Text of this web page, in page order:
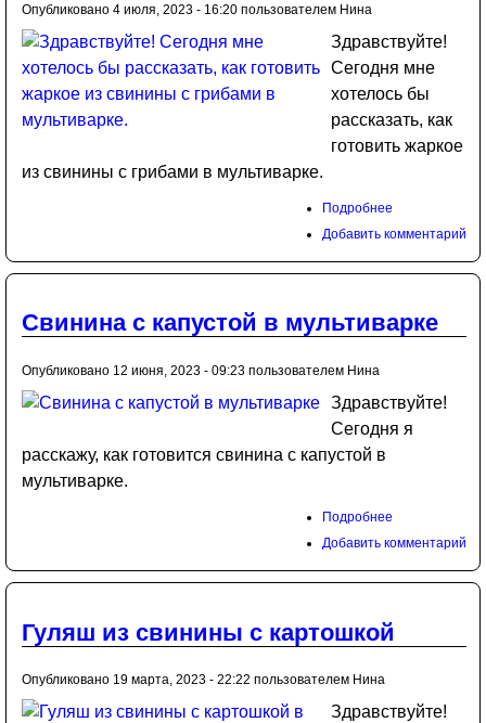
Опубликовано 4 июля, 2023 - 16:20 пользователем Нина
Здравствуйте!
Сегодня мне
хотелось бы
рассказать, как
готовить жаркое
из свинины с грибами в мультиварке.
Подробнее
Добавить комментарий
Свинина с капустой в мультиварке
Опубликовано 12 июня, 2023 - 09:23 пользователем Нина
Здравствуйте!
Сегодня я
расскажу, как готовится свинина с капустой в
мультиварке.
Подробнее
Добавить комментарий
Гуляш из свинины с картошкой
Опубликовано 19 марта, 2023 - 22:22 пользователем Нина
Здравствуйте!